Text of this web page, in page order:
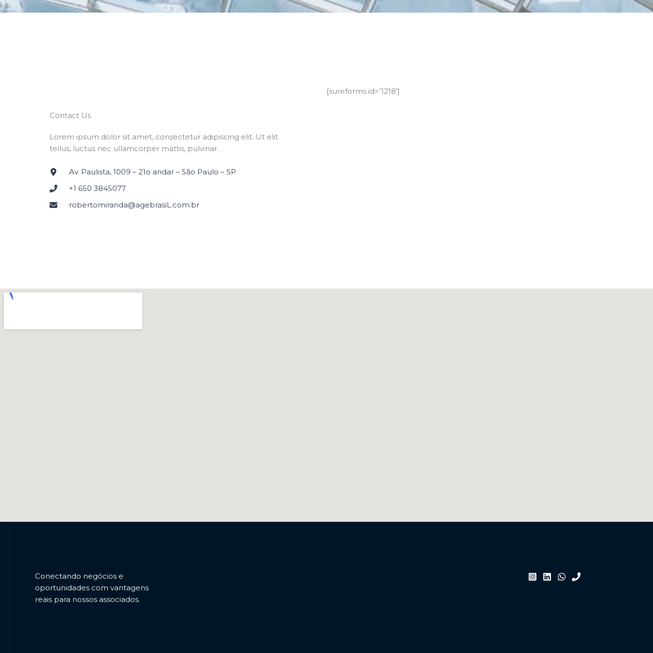
Contact Us​
Lorem ipsum dolor sit amet, consectetur adipiscing elit. Ut elit
tellus, luctus nec ullamcorper mattis, pulvinar.
Av. Paulista, 1009 – 21o andar – São Paulo – SP
+1 650 3845077
robertomiranda@agebrasiL.com.br
[sureforms id=’1218′]
Conectando negócios e
oportunidades com vantagens
reais para nossos associados.